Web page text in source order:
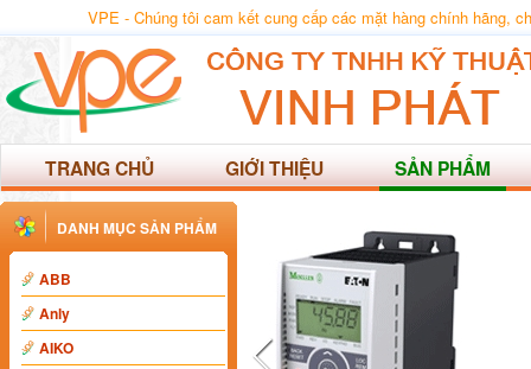
VPE - Chúng tôi cam kết cung cấp các mặt hàng chính hãng,
TRANG CHỦ GIỚI THIỆU SẢN PHẨM
DANH MỤC SẢN PHẨM
ABB
Anly
AIKO